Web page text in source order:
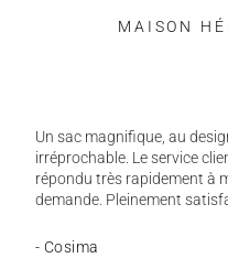
MAISON
Un sac magnifique, au
irréprochable. Le service
répondu très rapidement à
demande. Pleinement
- Cosima